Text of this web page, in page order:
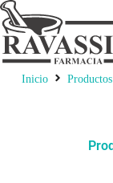
Inicio Productos